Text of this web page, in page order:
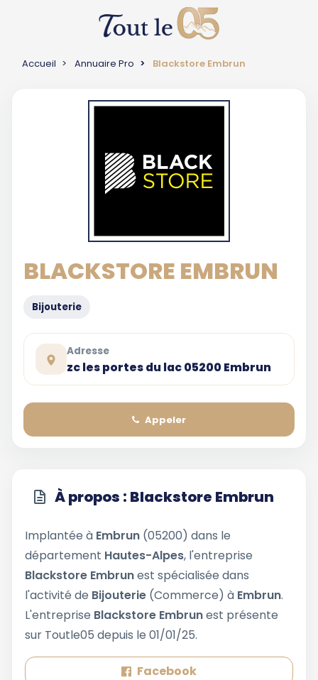
Accueil Annuaire Pro Blackstore Embrun
BLACKSTORE EMBRUN
Bijouterie
Adresse
zc les portes du lac 05200 Embrun
Appeler
À propos : Blackstore Embrun
Implantée à Embrun (05200) dans le
département Hautes-Alpes, l'entreprise
Blackstore Embrunest spécialisée dans
l'activité de Bijouterie (Commerce) à Embrun.
L'entreprise Blackstore Embrunest présente
sur Toutle05 depuis le 01/01/25.
Facebook